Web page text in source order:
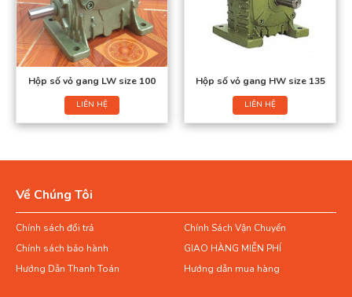
Hộp số vỏ gang LW size 100
LIÊN HỆ
Hộp số vỏ gang HW size 135
LIÊN HỆ
Về Chúng Tôi
Chính sách đổi trả
Chính Sách Vận Chuyển
Chính sách bảo hành
GIAO HÀNG MIỄN PHÍ
Hướng Dẫn Thanh Toán
Hướng dẫn mua hàng